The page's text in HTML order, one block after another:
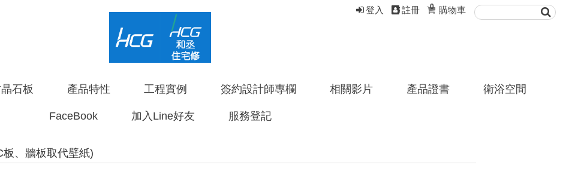
登入 註冊 0 購物車
石板 產品特性 工程實例 簽約設計師專欄 相關影片 產品證書 衛浴空間
FaceBook 加入Line好友 服務登記
、牆板取代壁紙)